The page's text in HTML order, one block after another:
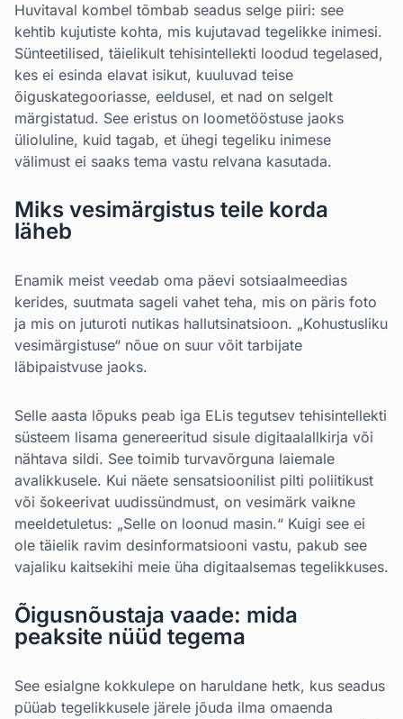
Huvitaval kombel tõmbab seadus selge piiri: see
kehtib kujutiste kohta, mis kujutavad tegelikke inimesi.
Sünteetilised, täielikult tehisintellekti loodud tegelased,
kes ei esinda elavat isikut, kuuluvad teise
õiguskategooriasse, eeldusel, et nad on selgelt
märgistatud. See eristus on loometööstuse jaoks
ülioluline, kuid tagab, et ühegi tegeliku inimese
välimust ei saaks tema vastu relvana kasutada.
Miks vesimärgistus teile korda
läheb
Enamik meist veedab oma päevi sotsiaalmeedias
kerides, suutmata sageli vahet teha, mis on päris foto
ja mis on juturoti nutikas hallutsinatsioon. „Kohustusliku
vesimärgistuse“ nõue on suur võit tarbijate
läbipaistvuse jaoks.
Selle aasta lõpuks peab iga ELis tegutsev tehisintellekti
süsteem lisama genereeritud sisule digitaalallkirja või
nähtava sildi. See toimib turvavõrguna laiemale
avalikkusele. Kui näete sensatsioonilist pilti poliitikust
või šokeerivat uudissündmust, on vesimärk vaikne
meeldetuletus: „Selle on loonud masin.“ Kuigi see ei
ole täielik ravim desinformatsiooni vastu, pakub see
vajaliku kaitsekihi meie üha digitaalsemas tegelikkuses.
Õigusnõustaja vaade: mida
peaksite nüüd tegema
See esialgne kokkulepe on haruldane hetk, kus seadus
püüab tegelikkusele järele jõuda ilma omaenda